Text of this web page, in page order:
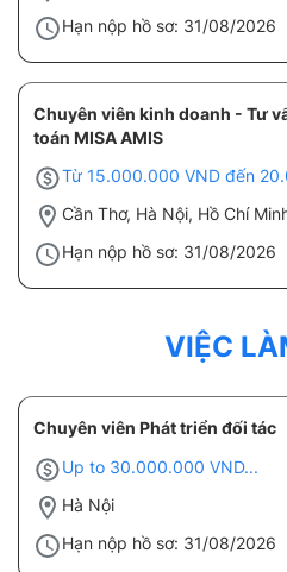
Hạn nộp hồ sơ: 31/08/2026
Chuyên viên kinh doanh - Tư
toán MISA AMIS
Từ 15.000.000 VND đến
Cần Thơ, Hà Nội, Hồ Chí
Hạn nộp hồ sơ: 31/08/2026
VIỆC
Chuyên viên Phát triển đối tác
Up to 30.000.000 VND...
Hà Nội
Hạn nộp hồ sơ: 31/08/2026